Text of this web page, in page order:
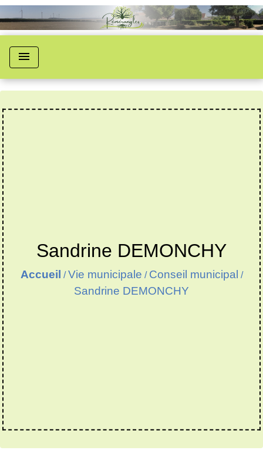
menu
Sandrine DEMONCHY
Accueil /Vie municipale / Conseil municipal /
Sandrine DEMONCHY